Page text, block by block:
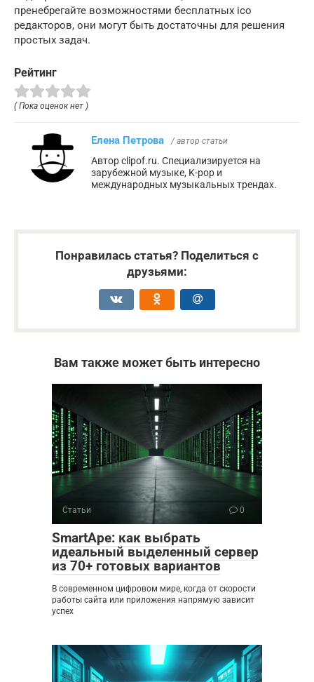
пренебрегайте возможностями бесплатных ico
редакторов, они могут быть достаточны для решения
простых задач.
Рейтинг
( Пока оценок нет )
Елена Петрова / автор статьи
Автор clipof.ru. Специализируется на
зарубежной музыке, K-pop и
международных музыкальных трендах.
Понравилась статья? Поделиться с
друзьями:
Вам также может быть интересно
Статьи 0
SmartApe: как выбрать
идеальный выделенный сервер
из 70+ готовых вариантов
В современном цифровом мире, когда от скорости
работы сайта или приложения напрямую зависит
успех